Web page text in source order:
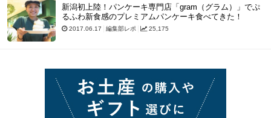
新潟初上陸！パンケーキ専門店「gram（グラム）」でぷ
るふわ新食感のプレミアムパンケーキ食べてきた！
2017.06.17 編集部レポ 25,175